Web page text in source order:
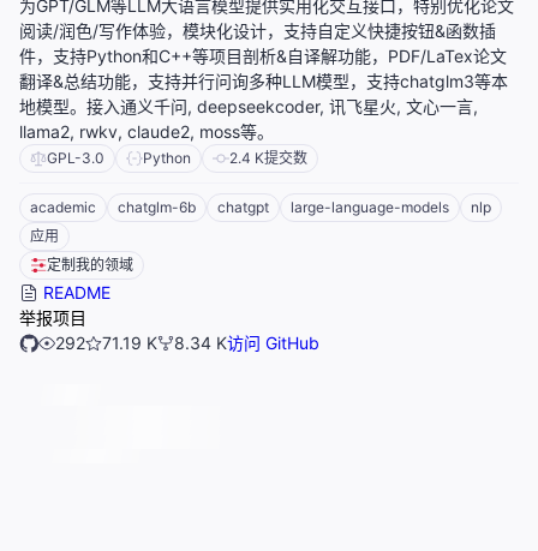
为GPT/GLM等LLM大语言模型提供实用化交互接口，特别优化论文
阅读/润色/写作体验，模块化设计，支持自定义快捷按钮&函数插
件，支持Python和C++等项目剖析&自译解功能，PDF/LaTex论文
翻译&总结功能，支持并行问询多种LLM模型，支持chatglm3等本
地模型。接入通义千问, deepseekcoder, 讯飞星火, 文心一言,
llama2, rwkv, claude2, moss等。
GPL-3.0 Python 2.4 K提交数
academic chatglm-6b chatgpt large-language-models
nlp
应用
定制我的领域
README
举报项目
292
71.19 K 8.34 K访问 GitHub